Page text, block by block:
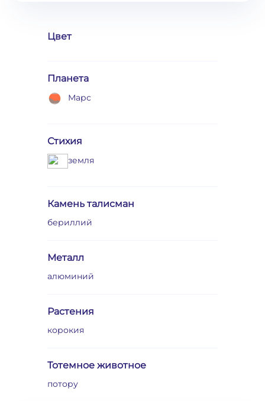
Цвет
Планета
Марс
Стихия
земля
Камень талисман
бериллий
Металл
алюминий
Растения
корокия
Тотемное животное
потору